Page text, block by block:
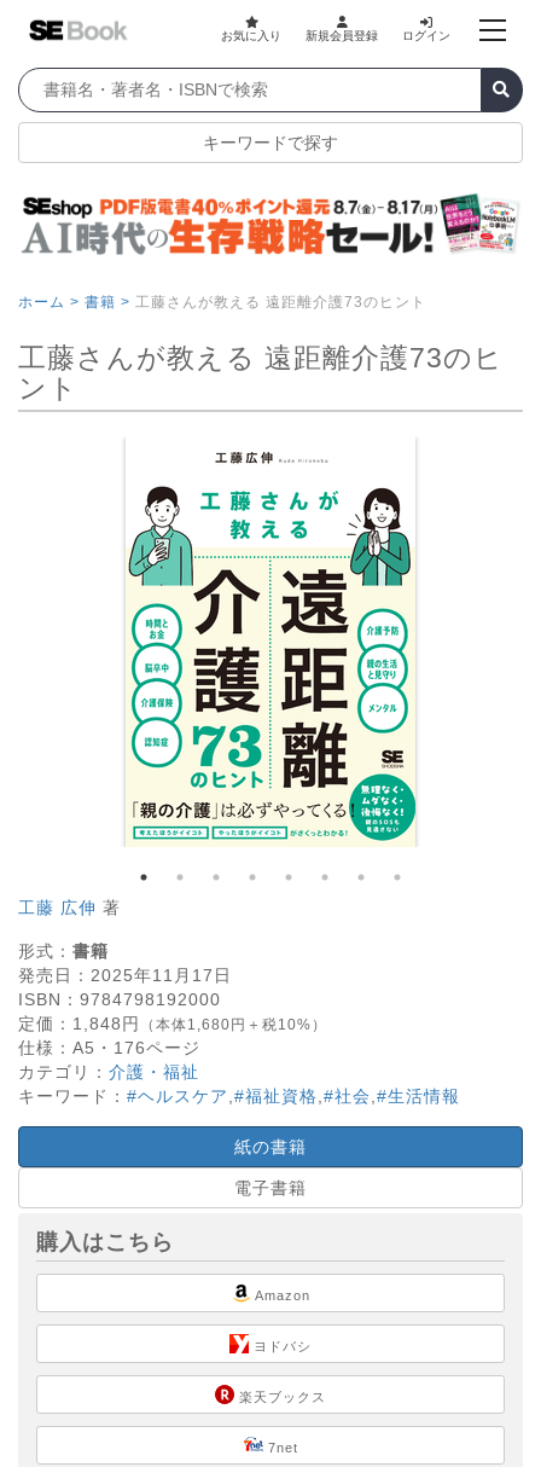
お気に入り 新規会員登録 ログイン
キーワードで探す
ホーム > 書籍 > 工藤さんが教える 遠距離介護73のヒント
工藤さんが教える 遠距離介護73のヒ
ント
工藤 広伸 著
形式： 書籍
発売日： 2025年11月17日
ISBN： 9784798192000
定価： 1,848 円 （本体1,680円＋税10%）
仕様： A5・ 176ページ
カテゴリ： 介護・福祉
キーワード： #ヘルスケア #福祉資格 #社会 #生活情報
紙の書籍
電子書籍
購入はこちら
Amazon
ヨドバシ
楽天ブックス
7net